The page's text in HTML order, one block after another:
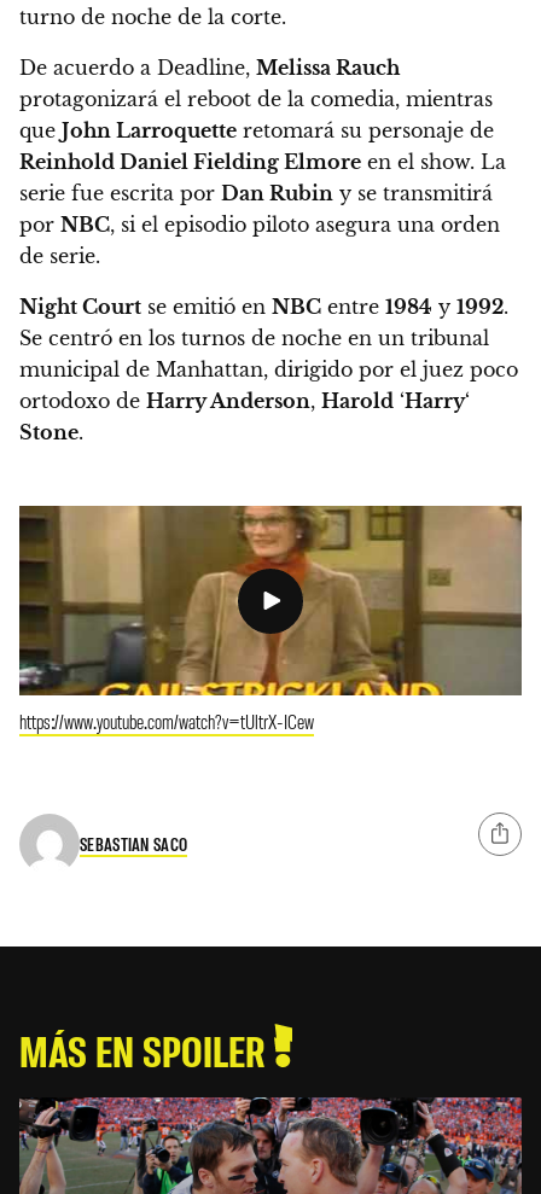
turno de noche de la corte.
De acuerdo a Deadline, Melissa Rauch
protagonizará el reboot de la comedia, mientras
que John Larroquette retomará su personaje de
Reinhold Daniel Fielding Elmore en el show. La
serie fue escrita por Dan Rubin y se transmitirá
por NBC, si el episodio piloto asegura una orden
de serie.
Night Court se emitió en NBC entre 1984 y 1992.
Se centró en los turnos de noche en un tribunal
municipal de Manhattan, dirigido por el juez poco
ortodoxo de Harry Anderson, Harold ‘Harry‘
Stone.
https://www.youtube.com/watch?v=tUltrX-ICew
SEBASTIAN SACO
MÁS EN SPOILER